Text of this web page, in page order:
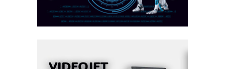
KIP KOP – napredna rešenja za
savremene industrijske i logističke
objekte
rešenjima